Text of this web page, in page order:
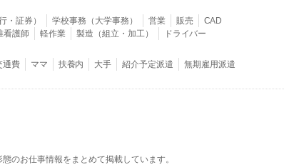
・証券） 学校事務（大学事務） 営業 販売
CAD
看護師 軽作業 製造（組立・加工） ドライバー
通費 ママ 扶養内 大手 紹介予定派遣 無期雇用派遣
のお仕事情報をまとめて掲載しています。